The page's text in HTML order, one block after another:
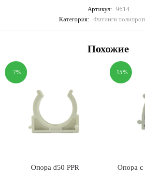
Артикул: 9614
Категория: Фитинги
Похожие
-7%
Опора d50 PPR
-15%
Опора с